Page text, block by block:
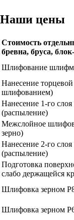
Наши цены
Стоимость
бревна, бруса,
Шлифование
Нанесение
шлифованием)
Нанесение 1-го
(распыление)
Межслойное
зерно)
Нанесение 2-го
(распыление)
Подготовка
слабо держащейся
Шлифовка зерном
Шлифовка зерном